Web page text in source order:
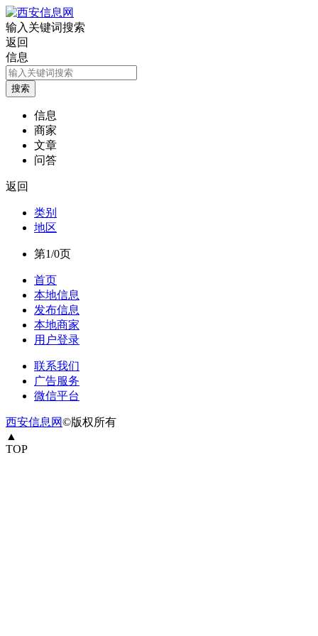
输入关键词搜索
返回
信息
信息
商家
文章
问答
返回
类别
地区
第1/0页
首页
本地信息
发布信息
本地商家
用户登录
联系我们
广告服务
微信平台
西安信息网©版权所有
▲
TOP